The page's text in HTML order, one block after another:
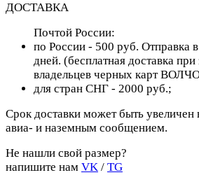
ДОСТАВКА
Почтой России:
по России - 500 руб. Отправка
дней. (бесплатная доставка
владельцев черных карт
для cтран СНГ - 2000 руб.;
Срок доставки может быть увеличен
авиа- и наземным сообщением.
Не нашли свой размер?
напишите нам VK / TG